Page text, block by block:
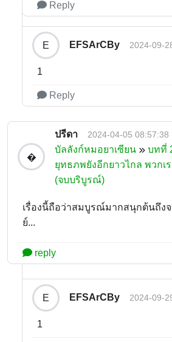
Reply
E EFSArCBy 2024-09-
1
Reply
�
ปรีดา 2024-04-05 08:57:38
บัลลังก์หมอยาเซียน
บทที่
ยุทธภพยังอีกยาวไกล พวกเ
(จบบริบูรณ์)
เรื่องนี้ถือว่าสมบูรณ์มากสนุกต้นถึง
ย์...
reply
E EFSArCBy 2024-09-
1